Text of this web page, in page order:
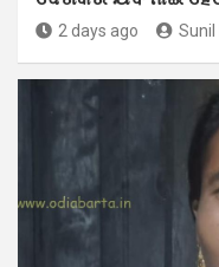
2 days ago